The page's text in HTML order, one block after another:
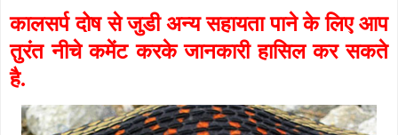
कालसर्प दोष से जुडी अन्य सहायता पाने के लिए आप
तुरंत नीचे कमेंट करके जानकारी हासिल कर सकते
है.